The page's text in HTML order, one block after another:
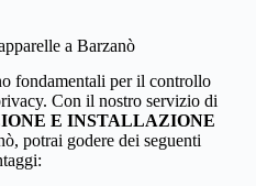
a Barzanò
fondamentali per il controllo
Con il nostro servizio di
E INSTALLAZIONE
potrai godere dei seguenti